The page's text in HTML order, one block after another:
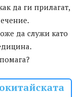
да ги прилагат,
да служи като